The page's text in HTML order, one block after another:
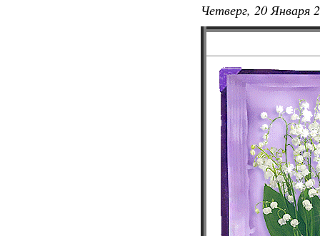
Четверг, 20 Января